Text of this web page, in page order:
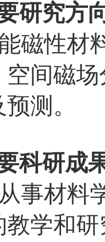
研究方
磁性材
空间磁
测。
科研成
事材料
教学和